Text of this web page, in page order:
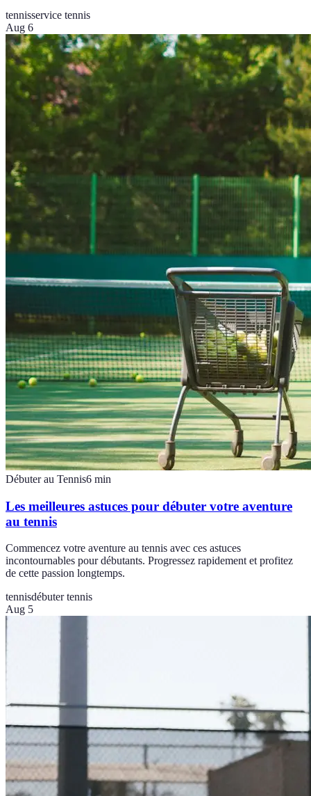
tennisservice tennis
Aug 6
Débuter au Tennis6 min
Les meilleures astuces pour débuter votre aventure
au tennis
Commencez votre aventure au tennis avec ces astuces
incontournables pour débutants. Progressez rapidement et profitez
de cette passion longtemps.
tennisdébuter tennis
Aug 5